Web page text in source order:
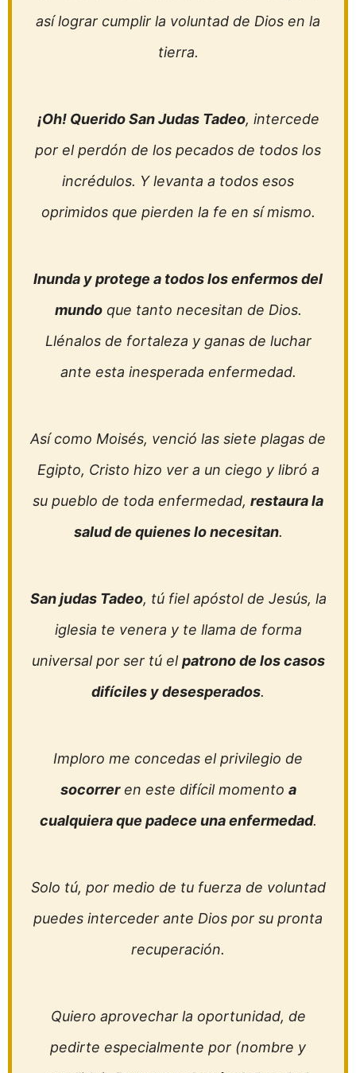
así lograr cumplir la voluntad de Dios en la
tierra.
¡Oh! Querido San Judas Tadeo, intercede
por el perdón de los pecados de todos los
incrédulos. Y levanta a todos esos
oprimidos que pierden la fe en sí mismo.
Inunda y protege a todos los enfermos del
mundoque tanto necesitan de Dios.
Llénalos de fortaleza y ganas de luchar
ante esta inesperada enfermedad.
Así como Moisés, venció las siete plagas de
Egipto, Cristo hizo ver a un ciego y libró a
su pueblo de toda enfermedad, restaura la
salud de quienes lo necesitan.
San judas Tadeo, tú fiel apóstol de Jesús, la
iglesia te venera y te llama de forma
universal por ser tú elpatrono de los casos
difíciles y desesperados.
Imploro me concedas el privilegio de
socorreren este difícil momento a
cualquiera que padece una enfermedad.
Solo tú, por medio de tu fuerza de voluntad
puedes interceder ante Dios por su pronta
recuperación.
Quiero aprovechar la oportunidad, de
pedirte especialmente por (nombre y